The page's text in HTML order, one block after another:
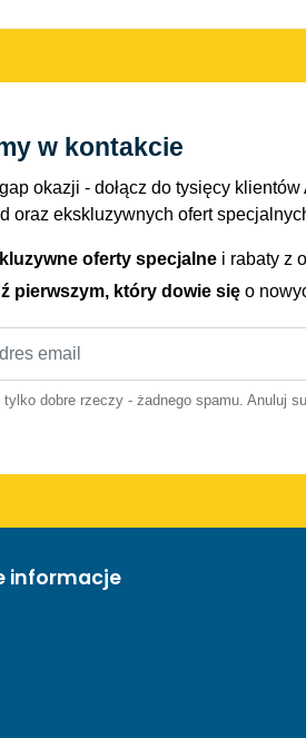
w kontakcie
okazji - dołącz do tysięcy
oraz ekskluzywnych ofert
oferty specjalne i rabaty z
pierwszym, który dowie się o
tylko dobre rzeczy - żadnego spamu. Anuluj
informacje